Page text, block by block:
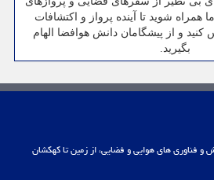
همراه شوید تا آینده پرواز و اکتشافات
و از پیشگامان دانش هوافضا الهام
بگیرید.